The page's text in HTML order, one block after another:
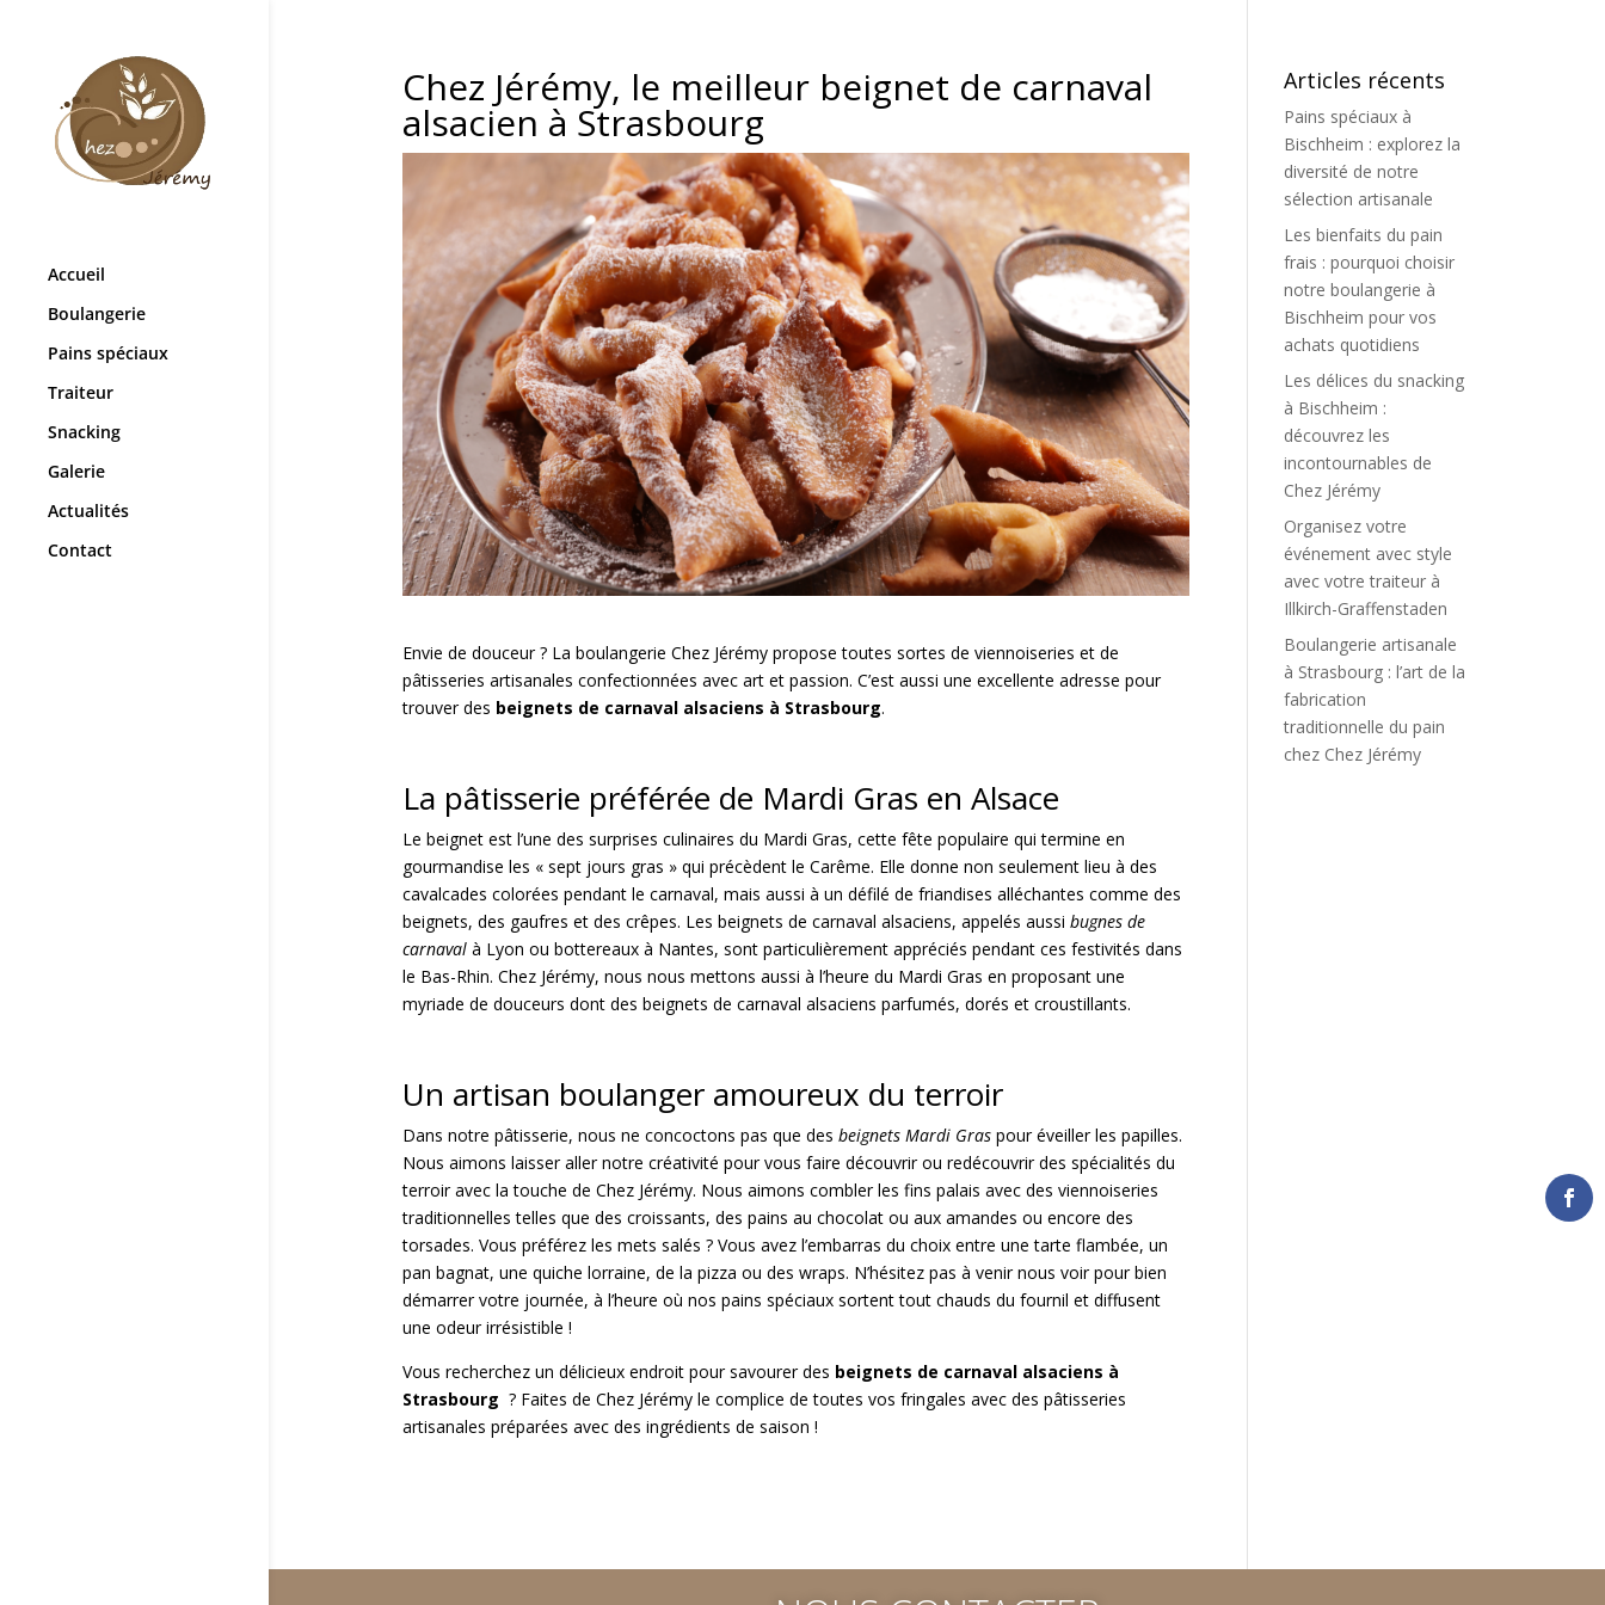
Accueil
Boulangerie
Pains spéciaux
Traiteur
Snacking
Galerie
Actualités
Contact
Chez Jérémy, le meilleur beignet de carnaval
alsacien à Strasbourg
Envie de douceur ? La boulangerie Chez Jérémy propose toutes sortes de viennoiseries et de
pâtisseries artisanales confectionnées avec art et passion. C’est aussi une excellente adresse pour
trouver des beignets de carnaval alsaciens à Strasbourg.
La pâtisserie préférée de Mardi Gras en Alsace
Le beignet est l’une des surprises culinaires du Mardi Gras, cette fête populaire qui termine en
gourmandise les « sept jours gras » qui précèdent le Carême. Elle donne non seulement lieu à des
cavalcades colorées pendant le carnaval, mais aussi à un défilé de friandises alléchantes comme des
beignets, des gaufres et des crêpes. Les beignets de carnaval alsaciens, appelés aussi bugnes de
carnavalà Lyon ou bottereaux à Nantes, sont particulièrement appréciés pendant ces festivités dans
le Bas-Rhin. Chez Jérémy, nous nous mettons aussi à l’heure du Mardi Gras en proposant une
myriade de douceurs dont des beignets de carnaval alsaciens parfumés, dorés et croustillants.
Un artisan boulanger amoureux du terroir
Dans notre pâtisserie, nous ne concoctons pas que des beignets Mardi Graspour éveiller les papilles.
Nous aimons laisser aller notre créativité pour vous faire découvrir ou redécouvrir des spécialités du
terroir avec la touche de Chez Jérémy. Nous aimons combler les fins palais avec des viennoiseries
traditionnelles telles que des croissants, des pains au chocolat ou aux amandes ou encore des
torsades. Vous préférez les mets salés ? Vous avez l’embarras du choix entre une tarte flambée, un
pan bagnat, une quiche lorraine, de la pizza ou des wraps. N’hésitez pas à venir nous voir pour bien
démarrer votre journée, à l’heure où nos pains spéciaux sortent tout chauds du fournil et diffusent
une odeur irrésistible !
Vous recherchez un délicieux endroit pour savourer des beignets de carnaval alsaciens à
Strasbourg ? Faites de Chez Jérémy le complice de toutes vos fringales avec des pâtisseries
artisanales préparées avec des ingrédients de saison !
Articles récents
Pains spéciaux à
Bischheim : explorez la
diversité de notre
sélection artisanale
Les bienfaits du pain
frais : pourquoi choisir
notre boulangerie à
Bischheim pour vos
achats quotidiens
Les délices du snacking
à Bischheim :
découvrez les
incontournables de
Chez Jérémy
Organisez votre
événement avec style
avec votre traiteur à
Illkirch-Graffenstaden
Boulangerie artisanale
à Strasbourg : l’art de la
fabrication
traditionnelle du pain
chez Chez Jérémy